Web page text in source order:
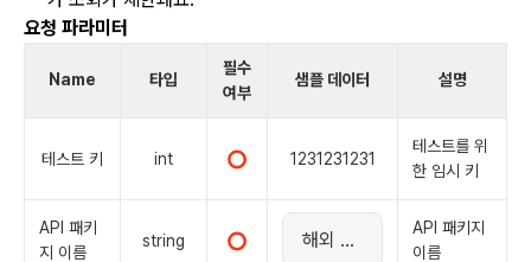
요청 파라미터
Name 타입
필수
여부
샘플 데이터 설명
테스트 키 int 1231231231
테스트를 위
한 임시 키
API 패키
지 이름
string
API 패키지
이름